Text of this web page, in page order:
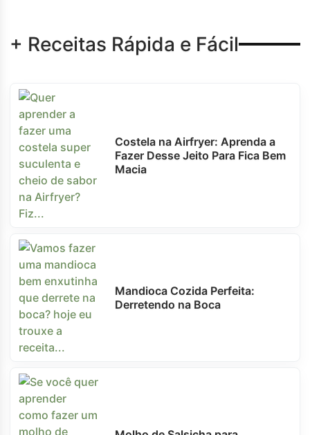
+ Receitas Rápida e Fácil
Costela na Airfryer: Aprenda a
Fazer Desse Jeito Para Fica Bem
Macia
Mandioca Cozida Perfeita:
Derretendo na Boca